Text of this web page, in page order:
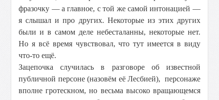
фразочку — а главное, с той же самой интонацией —
я слышал и про других. Некоторые из этих других
были и в самом деле небесталанны, некоторые нет.
Но я всё время чувствовал, что тут имеется в виду
что-то ещё.
Зацепочка случилась в разговоре об известной
публичной персоне (назовём её Лесбией), персонаже
вполне гротескном, но весьма высоко вращающемся